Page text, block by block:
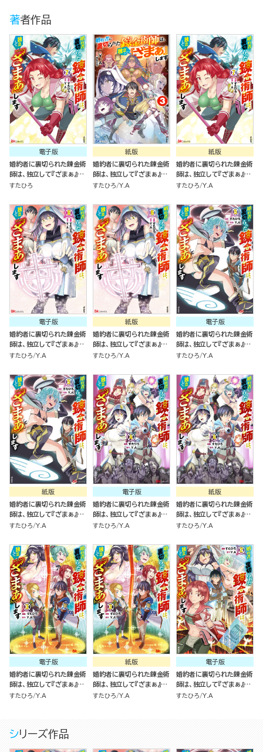
著者作品
電子版
婚約者に裏切られた錬金術
師は、独立して『ざまぁ』し
ます コミック版 （7）
すたひろ
紙版
婚約者に裏切られた錬金術
師は、独立して『ざまぁ』し
ます（３）
すたひろ Y.A
紙版
婚約者に裏切られた錬金術
師は、独立して『ざまぁ』し
ます（７）
すたひろ Y.A
電子版
婚約者に裏切られた錬金術
師は、独立して『ざまぁ』し
ます コミック版 （6）
すたひろ Y.A
紙版
婚約者に裏切られた錬金術
師は、独立して『ざまぁ』し
ます（６）
すたひろ Y.A
電子版
婚約者に裏切られた錬金術
師は、独立して『ざまぁ』し
ます コミック版 （5）
すたひろ Y.A
紙版
婚約者に裏切られた錬金術
師は、独立して『ざまぁ』し
ます ５
すたひろ Y.A
電子版
婚約者に裏切られた錬金術
師は、独立して『ざまぁ』し
ます（4）
すたひろ Y.A
紙版
婚約者に裏切られた錬金術
師は、独立して『ざまぁ』し
ます（4）
すたひろ Y.A
電子版
婚約者に裏切られた錬金術
師は、独立して『ざまぁ』し
ます（3）
すたひろ Y.A
紙版
婚約者に裏切られた錬金術
師は、独立して『ざまぁ』し
ます（3）
すたひろ Y.A
電子版
婚約者に裏切られた錬金術
師は、独立して『ざまぁ』し
ます（2）
すたひろ Y.A
シリーズ作品